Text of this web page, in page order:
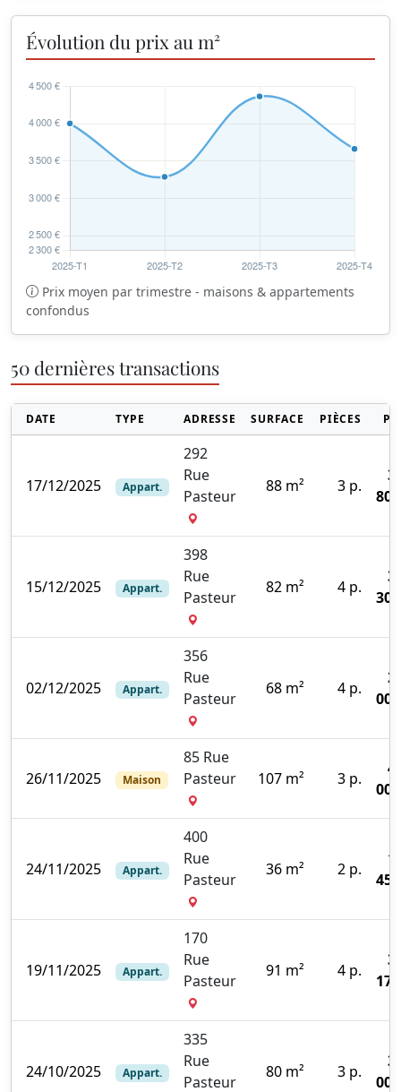
Évolution du prix au m²
Prix moyen par trimestre - maisons & appartements
confondus
50 dernières transactions
DATE TYPE ADRESSE SURFACE PIÈCES
17/12/2025 Appart.
292
Rue
Pasteur
88 m² 3 p.
15/12/2025 Appart.
398
Rue
Pasteur
82 m² 4 p.
02/12/2025 Appart.
356
Rue
Pasteur
68 m² 4 p.
26/11/2025 Maison
85 Rue
Pasteur
107 m² 3 p.
24/11/2025 Appart.
400
Rue
Pasteur
36 m² 2 p.
19/11/2025 Appart.
170
Rue
Pasteur
91 m² 4 p.
24/10/2025 Appart.
335
Rue
Pasteur
80 m² 3 p.